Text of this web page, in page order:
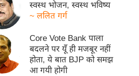
स्वस्थ भोजन, स्वस्थ भविष्य
~ ललित गर्ग
Core Vote Bank पाला
बदलने पर यूँ ही मजबूर नहीं
होता, ये बात BJP को समझ
आ गयी होगी